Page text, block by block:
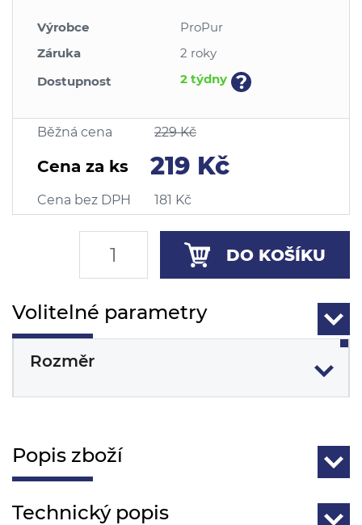
Výrobce
ProPur
Záruka
2 roky
Dostupnost
2 týdny ?
Běžná cena 229 Kč
Cena za ks 219 Kč
Cena bez DPH 181 Kč
DO KOŠÍKU
Volitelné parametry
Rozměr
Popis zboží
Technický popis